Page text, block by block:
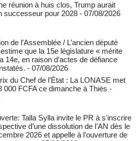
réunion à huis clos, Trump aurait
successeur pour 2028 - 07/08/2026
de l’Assemblée / L’ancien député
que la 15e législature « mérite
14e, en raison d’actes de défiance
- 07/08/2026
du Chef de l’État : La LONASE met
000 FCFA ce dimanche à Thiès -
Talla Sylla invite le PR à s'inscrire
d’une dissolution de l’AN dès le
2026 et appelle à l'ouverture de